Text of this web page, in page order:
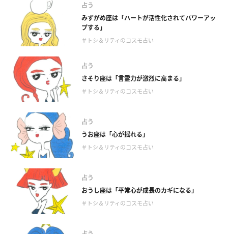
占う
みずがめ座は「ハートが活性化されてパワーアッ
プする」
＃トシ＆リティのコスモ占い
占う
さそり座は「言霊力が激烈に高まる」
＃トシ＆リティのコスモ占い
占う
うお座は「心が揺れる」
＃トシ＆リティのコスモ占い
占う
おうし座は「平常心が成長のカギになる」
＃トシ＆リティのコスモ占い